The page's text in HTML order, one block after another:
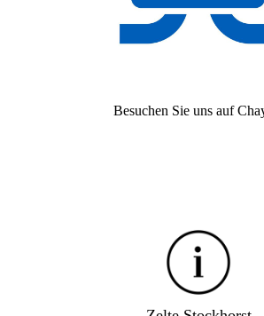
Besuchen Sie uns auf